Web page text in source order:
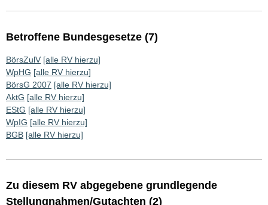
Betroffene Bundesgesetze (7)
BörsZulV [alle RV hierzu]
WpHG [alle RV hierzu]
BörsG 2007 [alle RV hierzu]
AktG [alle RV hierzu]
EStG [alle RV hierzu]
WpIG [alle RV hierzu]
BGB [alle RV hierzu]
Zu diesem RV abgegebene grundlegende
Stellungnahmen/Gutachten (2)